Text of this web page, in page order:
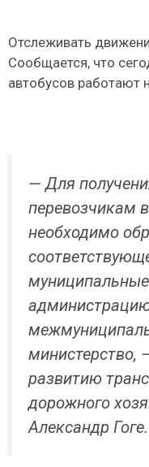
Отслеживать
Сообщается, что
автобусов работают
— Для
перевозчикам
необходимо
министерство,
развитию
дорожного
Александр Гоге.